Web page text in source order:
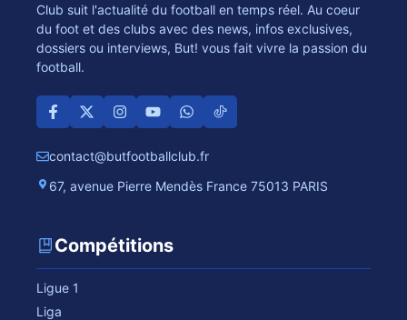
Club suit l'actualité du football en temps réel. Au coeur
du foot et des clubs avec des news, infos exclusives,
dossiers ou interviews, But! vous fait vivre la passion du
football.
contact@butfootballclub.fr
67, avenue Pierre Mendès France 75013 PARIS
Compétitions
Ligue 1
Liga